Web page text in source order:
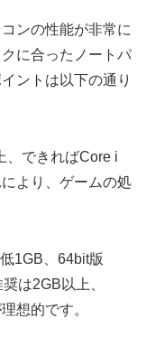
ンの性能が非常に
に合ったノートパ
ントは以下の通り
、できればCore i
より、ゲームの処
1GB、64bit版
は2GB以上、
想的です。